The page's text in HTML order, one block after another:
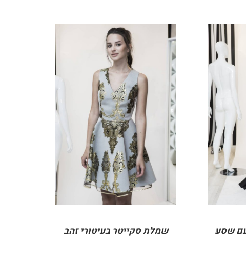
שסע
DETAILS
שמלת סקייטר בעיטורי זהב